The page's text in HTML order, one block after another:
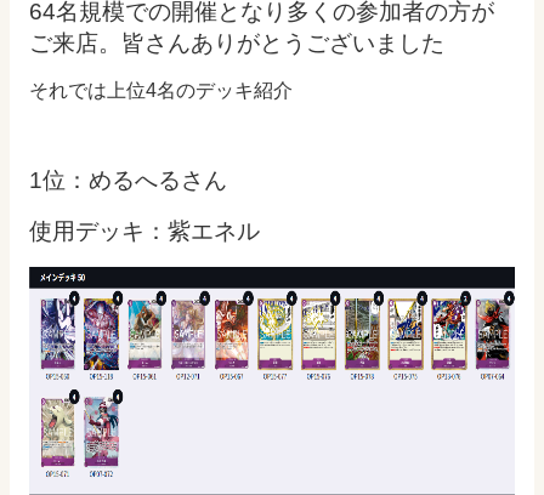
64名規模での開催となり多くの参加者の方が
ご来店。皆さんありがとうございました
それでは上位4名のデッキ紹介
1位：めるへるさん
使用デッキ：紫エネル